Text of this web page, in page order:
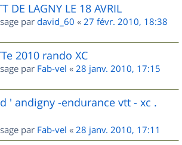
DE LAGNY LE 18 AVRIL
par david_60 « 27 févr. 2010, 18:38
2010 rando XC
par Fab-vel « 28 janv. 2010, 17:15
' andigny -endurance vtt - xc .
par Fab-vel « 28 janv. 2010, 17:11